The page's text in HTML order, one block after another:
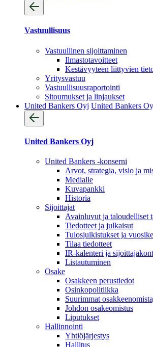
Vastuullisuus
Vastuullinen sijoittaminen
Ilmastotavoitteet
Kestävyyteen liittyvien
Yritysvastuu
Vastuullisuus­raportointi
Sitoumukset ja linjaukset
United Bankers Oyj United Bankers
United Bankers Oyj
United Bankers -konserni
Arvot, strategia, visio ja
Medialle
Kuvapankki
Historia
Sijoittajat
Avainluvut ja taloudelliset
Tiedotteet ja julkaisut
Tulosjulkistukset ja
Tilaa tiedotteet
IR-kalenteri ja
Listautuminen
Osake
Osakkeen perustiedot
Osinkopolitiikka
Suurimmat
Johdon osakeomistus
Liputukset
Hallinnointi
Yhtiöjärjestys
Hallitus